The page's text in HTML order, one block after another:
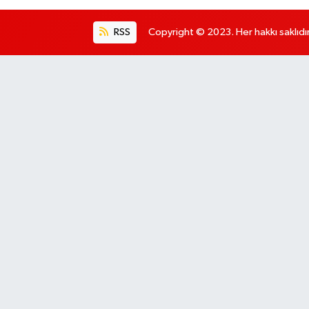
RSS Copyright © 2023. Her hakkı